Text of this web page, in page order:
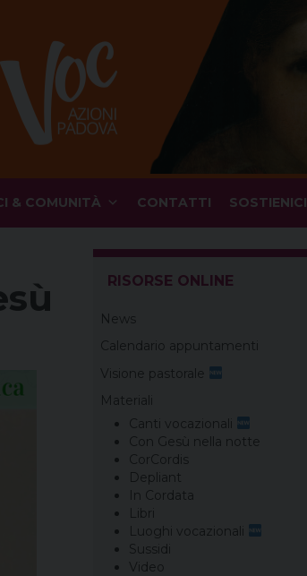
& COMUNITÀ CONTATTI SOSTIENICI
RISORSE ONLINE
News
Calendario appuntamenti
Visione pastorale
Materiali
Canti vocazionali
Con Gesù nella notte
CorCordis
Depliant
In Cordata
Libri
Luoghi vocazionali
Sussidi
Video